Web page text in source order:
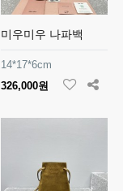
미우미우 나파백
14*17*6cm
326,000원